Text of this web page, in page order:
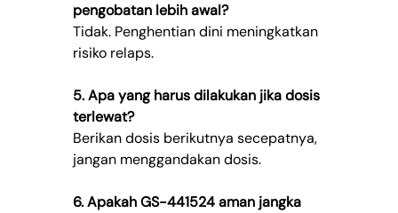
pengobatan lebih awal?
Tidak. Penghentian dini meningkatkan
risiko relaps.
5. Apa yang harus dilakukan jika dosis
terlewat?
Berikan dosis berikutnya secepatnya,
jangan menggandakan dosis.
6. Apakah GS-441524 aman jangka